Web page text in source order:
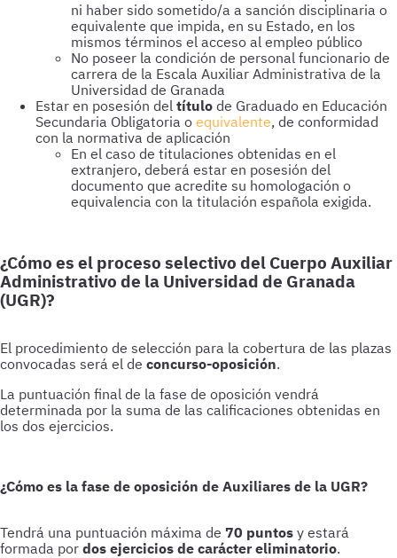
ni haber sido sometido/a a sanción disciplinaria o
equivalente que impida, en su Estado, en los
mismos términos el acceso al empleo público
No poseer la condición de personal funcionario de
carrera de la Escala Auxiliar Administrativa de la
Universidad de Granada
Estar en posesión del título de Graduado en Educación
Secundaria Obligatoria o equivalente, de conformidad
con la normativa de aplicación
En el caso de titulaciones obtenidas en el
extranjero, deberá estar en posesión del
documento que acredite su homologación o
equivalencia con la titulación española exigida.
¿Cómo es el proceso selectivo del Cuerpo Auxiliar
Administrativo de la Universidad de Granada
(UGR)?
El procedimiento de selección para la cobertura de las plazas
convocadas será el de concurso-oposición.
La puntuación final de la fase de oposición vendrá
determinada por la suma de las calificaciones obtenidas en
los dos ejercicios.
¿Cómo es la fase de oposición de Auxiliares de la UGR?
Tendrá una puntuación máxima de 70 puntos y estará
formada por dos ejercicios de carácter eliminatorio.